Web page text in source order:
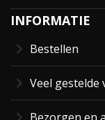
INFORMATIE
Bestellen
Veel gestelde
Bezorgen en